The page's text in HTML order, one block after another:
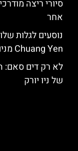
סיורי ריצה
אחר
נוסעים לגלות
Chuang Yen מניו יורק
לא רק דים סאם:
של ניו יורק